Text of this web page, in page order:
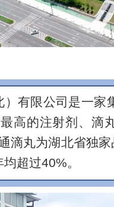
）有限公司是一家
高的注射剂、滴
滴丸为湖北省独
超过40%。